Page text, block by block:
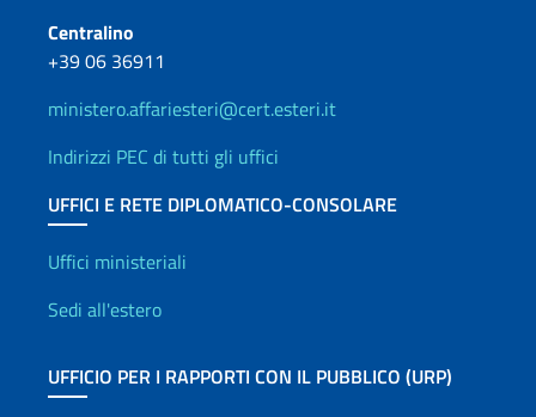
Centralino
+39 06 36911
ministero.affariesteri@cert.esteri.it
Indirizzi PEC di tutti gli uffici
UFFICI E RETE DIPLOMATICO-CONSOLARE
Uffici e Rete diplomatica
Uffici ministeriali
Sedi all'estero
UFFICIO PER I RAPPORTI CON IL PUBBLICO (URP)